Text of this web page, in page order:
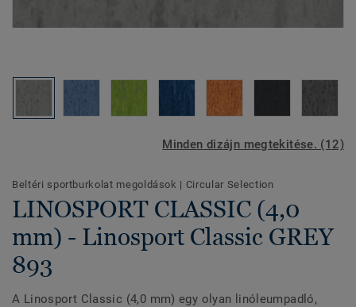
Minden dizájn megtekitése. (12)
Beltéri sportburkolat megoldások | Circular Selection
LINOSPORT CLASSIC (4,0
mm) - Linosport Classic GREY
893
A Linosport Classic (4,0 mm) egy olyan linóleumpadló,